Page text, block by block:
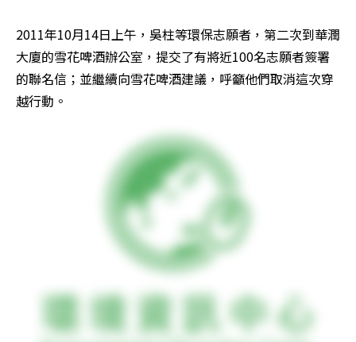
2011年10月14日上午，吳柱等環保志願者，第二次到華潤
大廈的雪花啤酒辦公室，提交了有將近100名志願者簽署
的聯名信；並繼續向雪花啤酒建議，呼籲他們取消這次穿
越行動。